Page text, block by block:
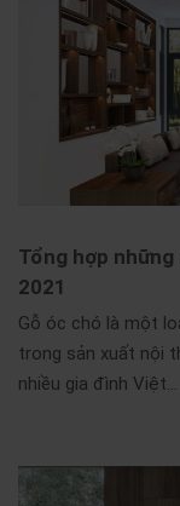
Tổng hợp
2021
Gỗ óc chó là một
trong sản xuất nội
nhiều gia đình Việt…